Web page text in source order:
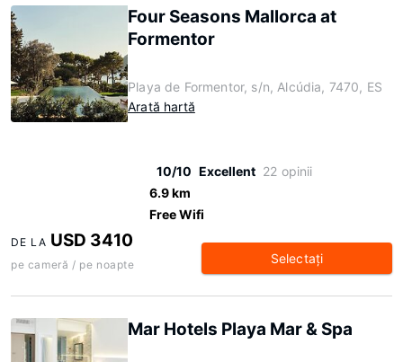
Four Seasons Mallorca at
Formentor
Playa de Formentor, s/n, Alcúdia, 7470, ES
Arată hartă
10/10 Excellent 22 opinii
6.9 km
Free Wifi
DE LA USD 3410
pe cameră / pe noapte Selectaţi
Mar Hotels Playa Mar & Spa